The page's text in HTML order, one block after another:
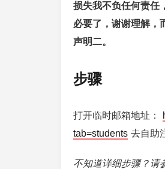
损失我不负任何责任
必要了，谢谢理解，
声明二。
步骤
打开临时邮箱地址：
tab=students 去自助
不知道详细步骤？请